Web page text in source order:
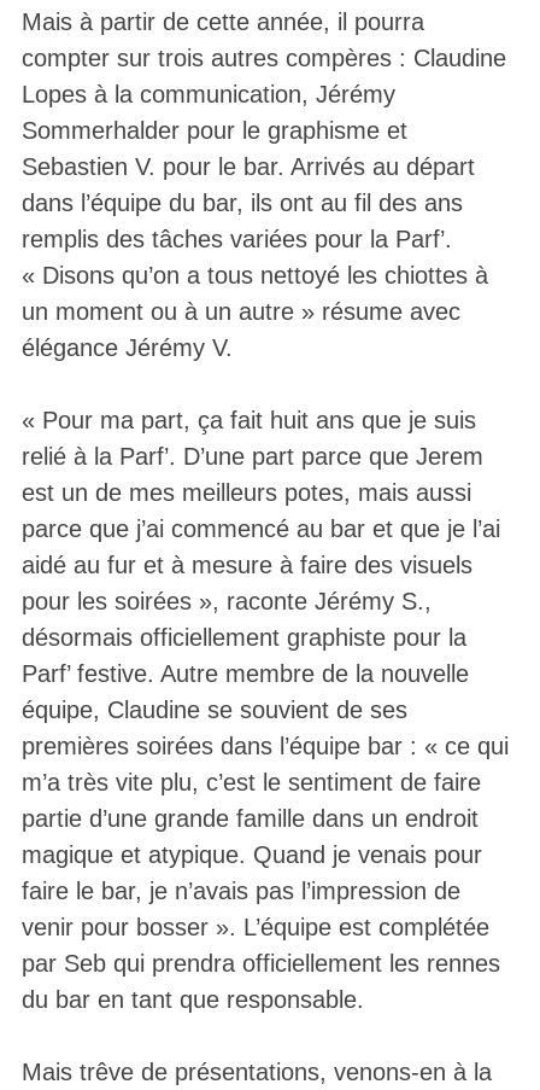
Mais à partir de cette année, il pourra
compter sur trois autres compères : Claudine
Lopes à la communication, Jérémy
Sommerhalder pour le graphisme et
Sebastien V. pour le bar. Arrivés au départ
dans l’équipe du bar, ils ont au fil des ans
remplis des tâches variées pour la Parf’.
« Disons qu’on a tous nettoyé les chiottes à
un moment ou à un autre » résume avec
élégance Jérémy V.
« Pour ma part, ça fait huit ans que je suis
relié à la Parf’. D’une part parce que Jerem
est un de mes meilleurs potes, mais aussi
parce que j’ai commencé au bar et que je l’ai
aidé au fur et à mesure à faire des visuels
pour les soirées », raconte Jérémy S.,
désormais officiellement graphiste pour la
Parf’ festive. Autre membre de la nouvelle
équipe, Claudine se souvient de ses
premières soirées dans l’équipe bar : « ce qui
m’a très vite plu, c’est le sentiment de faire
partie d’une grande famille dans un endroit
magique et atypique. Quand je venais pour
faire le bar, je n’avais pas l’impression de
venir pour bosser ». L’équipe est complétée
par Seb qui prendra officiellement les rennes
du bar en tant que responsable.
Mais trêve de présentations, venons-en à la